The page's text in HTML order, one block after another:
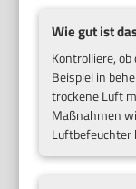
Wie gut ist
Kontrolliere,
Beispiel in
trockene Luft
Maßnahmen
Luftbefeuchter